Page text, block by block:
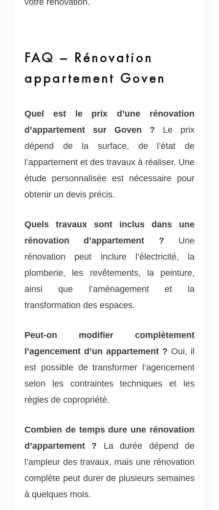
votre rénovation.
FAQ – Rénovation
appartement Goven
Quel est le prix d’une rénovation
d’appartement sur Goven ? Le prix
dépend de la surface, de l’état de
l’appartement et des travaux à réaliser. Une
étude personnalisée est nécessaire pour
obtenir un devis précis.
Quels travaux sont inclus dans une
rénovation d’appartement ? Une
rénovation peut inclure l’électricité, la
plomberie, les revêtements, la peinture,
ainsi que l’aménagement et la
transformation des espaces.
Peut-on modifier complètement
l’agencement d’un appartement ? Oui, il
est possible de transformer l’agencement
selon les contraintes techniques et les
règles de copropriété.
Combien de temps dure une rénovation
d’appartement ? La durée dépend de
l’ampleur des travaux, mais une rénovation
complète peut durer de plusieurs semaines
à quelques mois.